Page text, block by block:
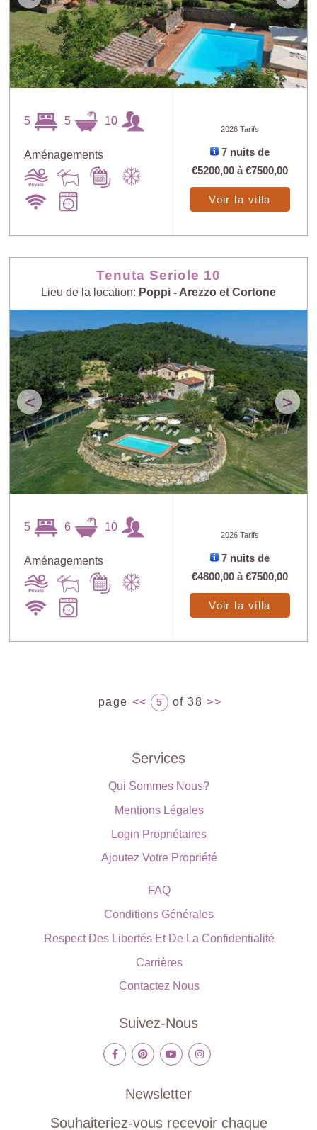
5 5 10
Aménagements
2026 Tarifs
7 nuits de
€5200,00 à€7500,00
Voir la villa
Tenuta Seriole 10
Lieu de la location: Poppi - Arezzo et Cortone
< >
5 6 10
Aménagements
2026 Tarifs
7 nuits de
€4800,00 à€7500,00
Voir la villa
page << 5 of 38 >>
Services
Qui Sommes Nous?
Mentions Légales
Login Propriétaires
Ajoutez Votre Propriété
FAQ
Conditions Générales
Respect Des Libertés Et De La Confidentialité
Carrières
Contactez Nous
Suivez-Nous
Newsletter
Souhaiteriez-vous recevoir chaque